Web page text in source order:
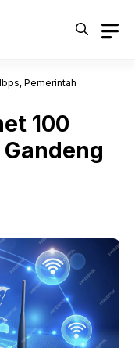
Pemerintah
100